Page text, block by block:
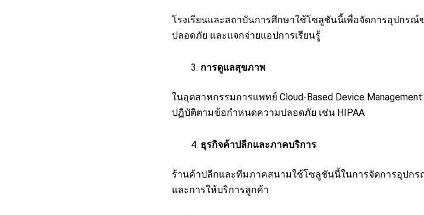
โรงเรียนและสถาบันการศึกษาใช้โซลูชันนี้เพื่อจัดการอุปกรณ์
ปลอดภัย และแจกจ่ายแอปการเรียนรู้
การดูแลสุขภาพ
ในอุตสาหกรรมการแพทย์ Cloud-Based Device
ปฏิบัติตามข้อกำหนดความปลอดภัย เช่น HIPAA
ธุรกิจค้าปลีกและภาคบริการ
ร้านค้าปลีกและทีมภาคสนามใช้โซลูชันนี้ในการจัดการอุปก
และการให้บริการลูกค้า